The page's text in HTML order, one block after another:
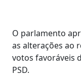
O parlamento
as alterações ao
votos favoráveis
PSD.